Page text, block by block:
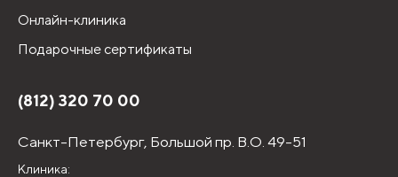
Онлайн-клиника
Подарочные сертификаты
(812) 320 70 00
Санкт-Петербург, Большой пр. В.О. 49-51
Клиника: